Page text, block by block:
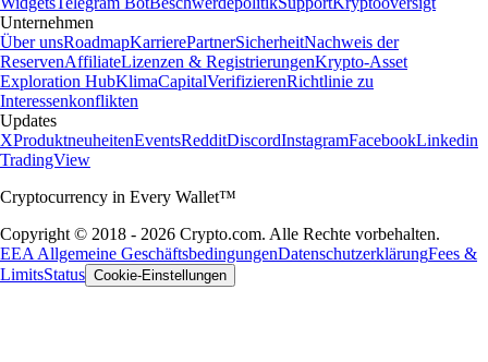
Unternehmen
Über unsRoadmapKarrierePartnerSicherheitNachweis der
ReservenAffiliateLizenzen & RegistrierungenKrypto-Asset
Exploration HubKlimaCapitalVerifizierenRichtlinie zu
Interessenkonflikten
Updates
XProduktneuheitenEventsRedditDiscordInstagramFacebookLinkedin
TradingView
Cryptocurrency in Every Wallet™
Copyright © 2018 - 2026 Crypto.com. Alle Rechte vorbehalten.
EEA Allgemeine GeschäftsbedingungenDatenschutzerklärungFees &
LimitsStatus Cookie-Einstellungen